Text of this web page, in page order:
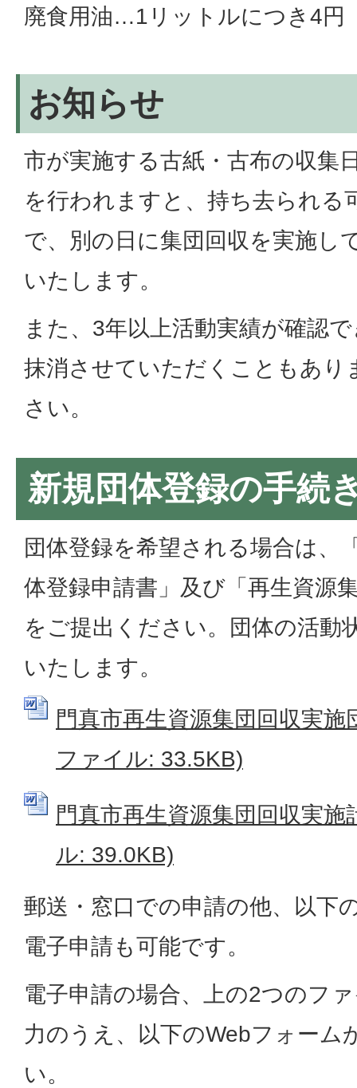
廃食用油…1リットルにつき4円
お知らせ
市が実施する古紙・古布の収集
を行われますと、持ち去られる
で、別の日に集団回収を実施し
いたします。
また、3年以上活動実績が確認
抹消させていただくこともあり
さい。
新規団体登録の手続
団体登録を希望される場合は、
体登録申請書」及び「再生資源
をご提出ください。団体の活動
いたします。
門真市再生資源集団回収実施
ファイル: 33.5KB)
門真市再生資源集団回収実
ル: 39.0KB)
郵送・窓口での申請の他、以下
電子申請も可能です。
電子申請の場合、上の2つのフ
力のうえ、以下のWebフォーム
い。